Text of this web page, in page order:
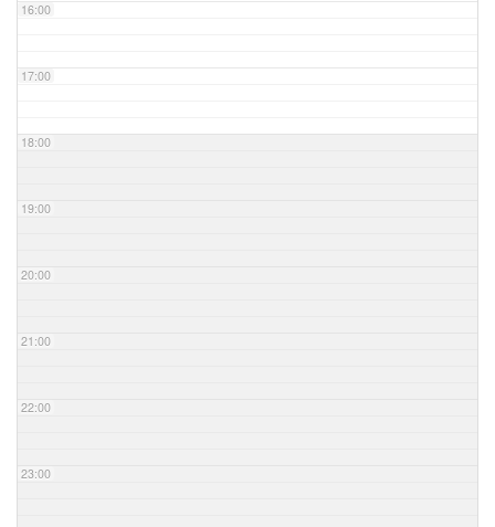
16:00
17:00
18:00
19:00
20:00
21:00
22:00
23:00